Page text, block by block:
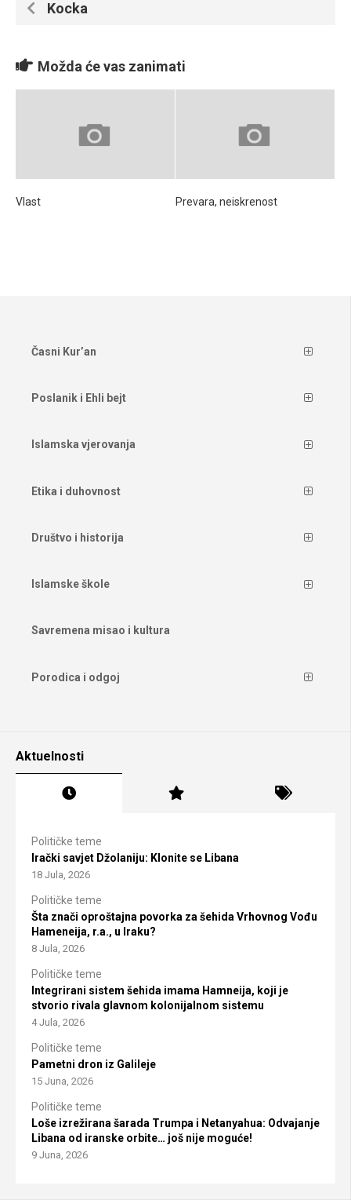
Kocka
Možda će vas zanimati
Vlast Prevara, neiskrenost
Časni Kur’an
Poslanik i Ehli bejt
Islamska vjerovanja
Etika i duhovnost
Društvo i historija
Islamske škole
Savremena misao i kultura
Porodica i odgoj
Aktuelnosti
Političke teme
Irački savjet Džolaniju: Klonite se Libana
18 Jula, 2026
Političke teme
Šta znači oproštajna povorka za šehida Vrhovnog Vođu
Hameneija, r.a., u Iraku?
8 Jula, 2026
Političke teme
Integrirani sistem šehida imama Hamneija, koji je
stvorio rivala glavnom kolonijalnom sistemu
4 Jula, 2026
Političke teme
Pametni dron iz Galileje
15 Juna, 2026
Političke teme
Loše izrežirana šarada Trumpa i Netanyahua: Odvajanje
Libana od iranske orbite… još nije moguće!
9 Juna, 2026